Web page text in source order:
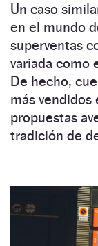
Un caso
en el mundo
superventas
variada como
De hecho,
más vendidos
propuestas
tradición de